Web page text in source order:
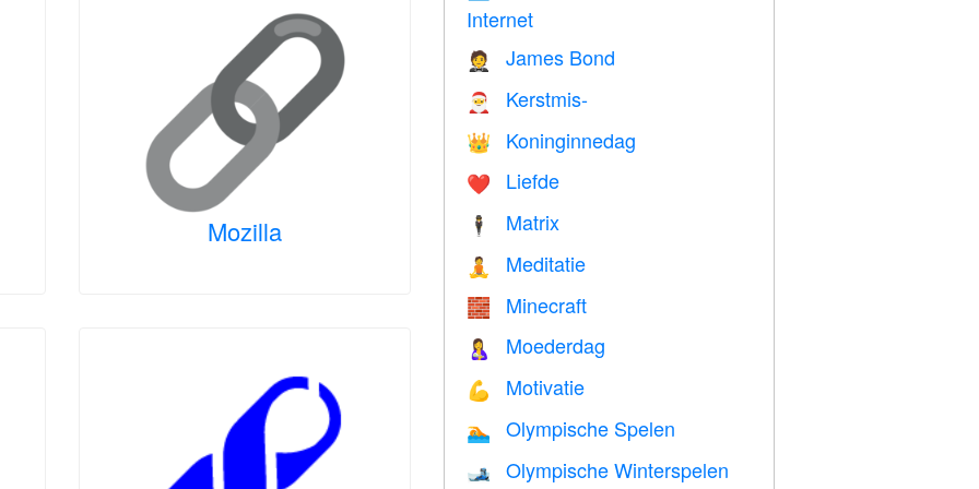
Mozilla
Internet
🤵 James Bond
🎅 Kerstmis-
👑 Koninginnedag
❤️️ Liefde
🕴️ Matrix
🧘 Meditatie
🧱 Minecraft
🤱 Moederdag
💪 Motivatie
🏊 Olympische Spelen
🎿 Olympische Winterspelen